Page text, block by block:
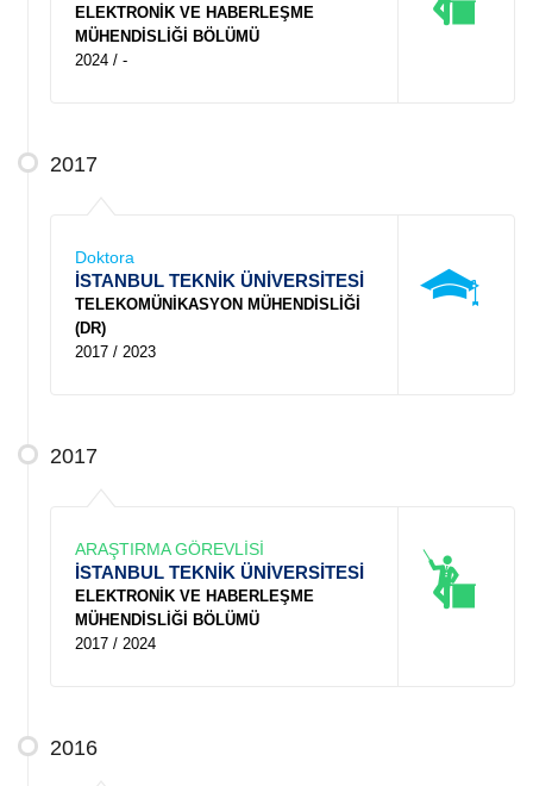
ELEKTRONİK VE HABERLEŞME
MÜHENDİSLİĞİ BÖLÜMÜ
2024 / -
2017
Doktora
İSTANBUL TEKNİK ÜNİVERSİTESİ
TELEKOMÜNİKASYON MÜHENDİSLİĞİ
(DR)
2017 / 2023
2017
ARAŞTIRMA GÖREVLİSİ
İSTANBUL TEKNİK ÜNİVERSİTESİ
ELEKTRONİK VE HABERLEŞME
MÜHENDİSLİĞİ BÖLÜMÜ
2017 / 2024
2016